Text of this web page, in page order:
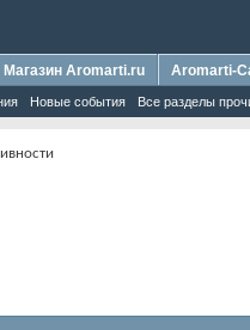
Новые события Все разделы
Магазин Aromarti.ru Aromarti-